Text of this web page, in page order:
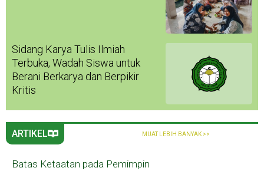
Sidang Karya Tulis Ilmiah
Terbuka, Wadah Siswa untuk
Berani Berkarya dan Berpikir
Kritis
ARTIKEL MUAT LEBIH BANYAK >>
Batas Ketaatan pada Pemimpin